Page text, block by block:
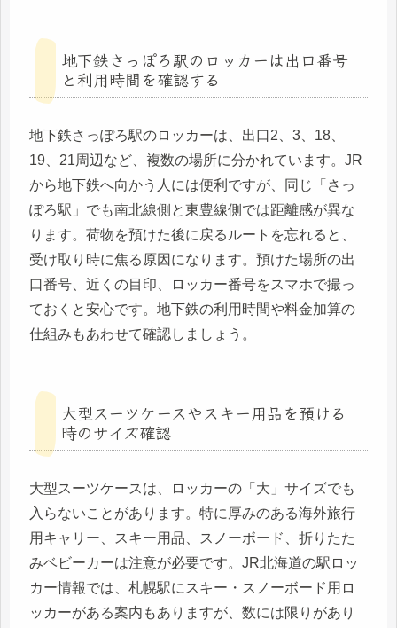
地下鉄さっぽろ駅のロッカーは出口番号
と利用時間を確認する
地下鉄さっぽろ駅のロッカーは、出口2、3、18、
19、21周辺など、複数の場所に分かれています。JR
から地下鉄へ向かう人には便利ですが、同じ「さっ
ぽろ駅」でも南北線側と東豊線側では距離感が異な
ります。荷物を預けた後に戻るルートを忘れると、
受け取り時に焦る原因になります。預けた場所の出
口番号、近くの目印、ロッカー番号をスマホで撮っ
ておくと安心です。地下鉄の利用時間や料金加算の
仕組みもあわせて確認しましょう。
大型スーツケースやスキー用品を預ける
時のサイズ確認
大型スーツケースは、ロッカーの「大」サイズでも
入らないことがあります。特に厚みのある海外旅行
用キャリー、スキー用品、スノーボード、折りたた
みベビーカーは注意が必要です。JR北海道の駅ロッ
カー情報では、札幌駅にスキー・スノーボード用ロ
ッカーがある案内もありますが、数には限りがあり